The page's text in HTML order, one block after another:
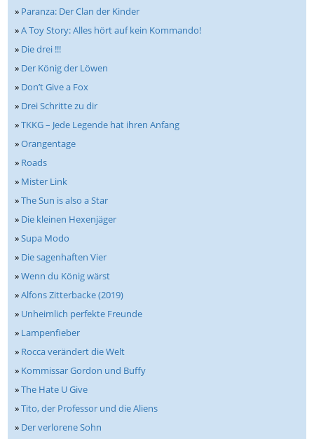
» Paranza: Der Clan der Kinder
»A Toy Story: Alles hört auf kein Kommando!
» Die drei !!!
» Der König der Löwen
» Don’t Give a Fox
» Drei Schritte zu dir
»TKKG – Jede Legende hat ihren Anfang
»Orangentage
» Roads
» Mister Link
»The Sun is also a Star
» Die kleinen Hexenjäger
»Supa Modo
» Die sagenhaften Vier
»Wenn du König wärst
»Alfons Zitterbacke (2019)
» Unheimlich perfekte Freunde
» Lampenfieber
» Rocca verändert die Welt
» Kommissar Gordon und Buffy
»The Hate U Give
»Tito, der Professor und die Aliens
» Der verlorene Sohn